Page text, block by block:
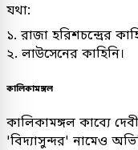
যথা:
১. রাজা হরিশচন্দ্রের
২. লাউসেনের কাহিনি।
কালিকামঙ্গল
কালিকামঙ্গল কাব্যে
'বিদ্যাসুন্দর' নামেও